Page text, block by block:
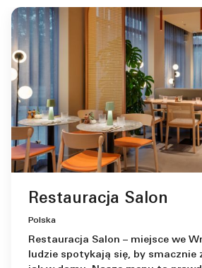
Restauracja Salon
Polska
Restauracja Salon – miejsce we
ludzie spotykają się, by smacznie